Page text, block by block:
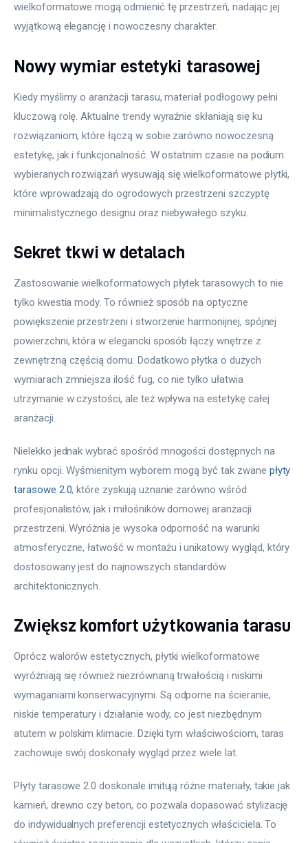
wielkoformatowe mogą odmienić tę przestrzeń, nadając jej
wyjątkową elegancję i nowoczesny charakter.
Nowy wymiar estetyki tarasowej
Kiedy myślimy o aranżacji tarasu, materiał podłogowy pełni
kluczową rolę. Aktualne trendy wyraźnie skłaniają się ku
rozwiązaniom, które łączą w sobie zarówno nowoczesną
estetykę, jak i funkcjonalność. W ostatnim czasie na podium
wybieranych rozwiązań wysuwają się wielkoformatowe płytki,
które wprowadzają do ogrodowych przestrzeni szczyptę
minimalistycznego designu oraz niebywałego szyku.
Sekret tkwi w detalach
Zastosowanie wielkoformatowych płytek tarasowych to nie
tylko kwestia mody. To również sposób na optyczne
powiększenie przestrzeni i stworzenie harmonijnej, spójnej
powierzchni, która w elegancki sposób łączy wnętrze z
zewnętrzną częścią domu. Dodatkowo płytka o dużych
wymiarach zmniejsza ilość fug, co nie tylko ułatwia
utrzymanie w czystości, ale też wpływa na estetykę całej
aranżacji.
Nielekko jednak wybrać spośród mnogości dostępnych na
rynku opcji. Wyśmienitym wyborem mogą być tak zwane płyty
tarasowe 2.0, które zyskują uznanie zarówno wśród
profesjonalistów, jak i miłośników domowej aranżacji
przestrzeni. Wyróżnia je wysoka odporność na warunki
atmosferyczne, łatwość w montażu i unikatowy wygląd, który
dostosowany jest do najnowszych standardów
architektonicznych.
Zwiększ komfort użytkowania tarasu
Oprócz walorów estetycznych, płytki wielkoformatowe
wyróżniają się również niezrównaną trwałością i niskimi
wymaganiami konserwacyjnymi. Są odporne na ścieranie,
niskie temperatury i działanie wody, co jest niezbędnym
atutem w polskim klimacie. Dzięki tym właściwościom, taras
zachowuje swój doskonały wygląd przez wiele lat.
Płyty tarasowe 2.0 doskonale imitują różne materiały, takie jak
kamień, drewno czy beton, co pozwala dopasować stylizację
do indywidualnych preferencji estetycznych właściciela. To